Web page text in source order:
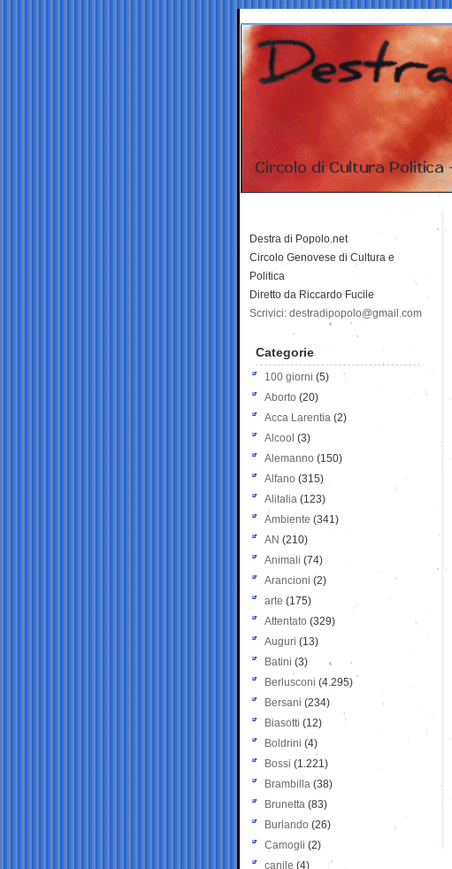
Destra di Popolo.net
Circolo Genovese di Cultura e
Politica
Diretto da Riccardo Fucile
Scrivici: destradipopolo@gmail.com
Categorie
100 giorni (5)
Aborto (20)
Acca Larentia (2)
Alcool (3)
Alemanno (150)
Alfano (315)
Alitalia (123)
Ambiente (341)
AN (210)
Animali (74)
Arancioni (2)
arte (175)
Attentato (329)
Auguri (13)
Batini (3)
Berlusconi (4.295)
Bersani (234)
Biasotti (12)
Boldrini (4)
Bossi (1.221)
Brambilla (38)
Brunetta (83)
Burlando (26)
Camogli (2)
canile (4)